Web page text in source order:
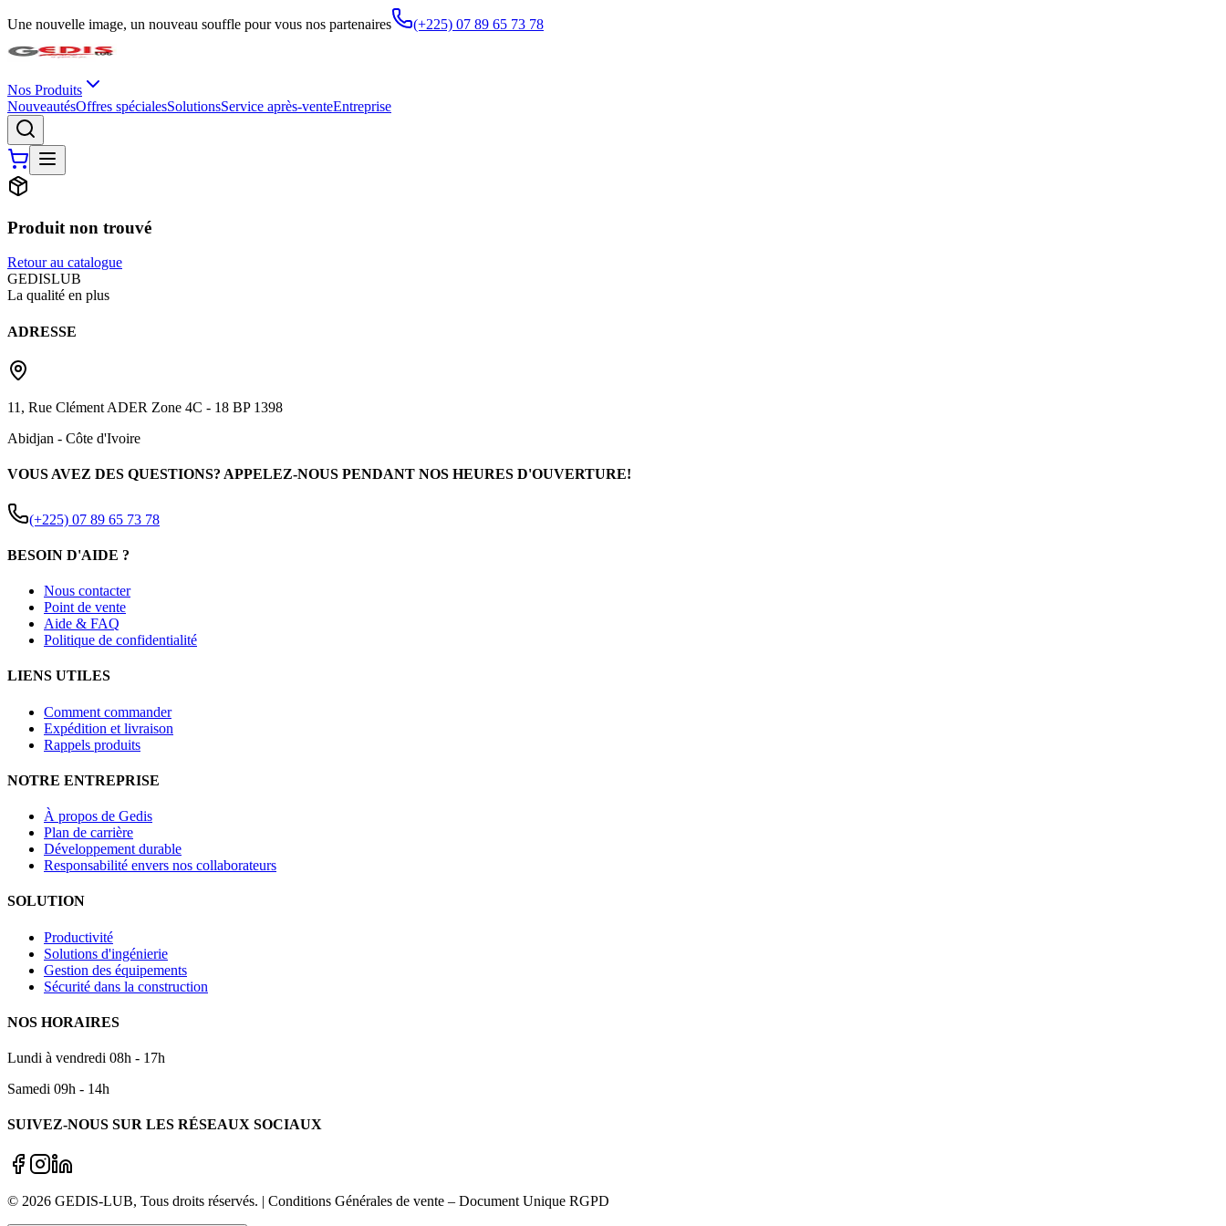
Une nouvelle image, un nouveau souffle pour vous nos partenaires (+225) 07 89 65 73 78
Nos Produits
NouveautésOffres spécialesSolutionsService après-venteEntreprise
Produit non trouvé
Retour au catalogue
GEDISLUB
La qualité en plus
ADRESSE
11, Rue Clément ADER Zone 4C - 18 BP 1398
Abidjan - Côte d'Ivoire
VOUS AVEZ DES QUESTIONS? APPELEZ-NOUS PENDANT NOS HEURES D'OUVERTURE!
(+225) 07 89 65 73 78
BESOIN D'AIDE ?
Nous contacter
Point de vente
Aide & FAQ
Politique de confidentialité
LIENS UTILES
Comment commander
Expédition et livraison
Rappels produits
NOTRE ENTREPRISE
À propos de Gedis
Plan de carrière
Développement durable
Responsabilité envers nos collaborateurs
SOLUTION
Productivité
Solutions d'ingénierie
Gestion des équipements
Sécurité dans la construction
NOS HORAIRES
Lundi à vendredi 08h - 17h
Samedi 09h - 14h
SUIVEZ-NOUS SUR LES RÉSEAUX SOCIAUX
© 2026 GEDIS-LUB, Tous droits réservés. | Conditions Générales de vente – Document Unique RGPD